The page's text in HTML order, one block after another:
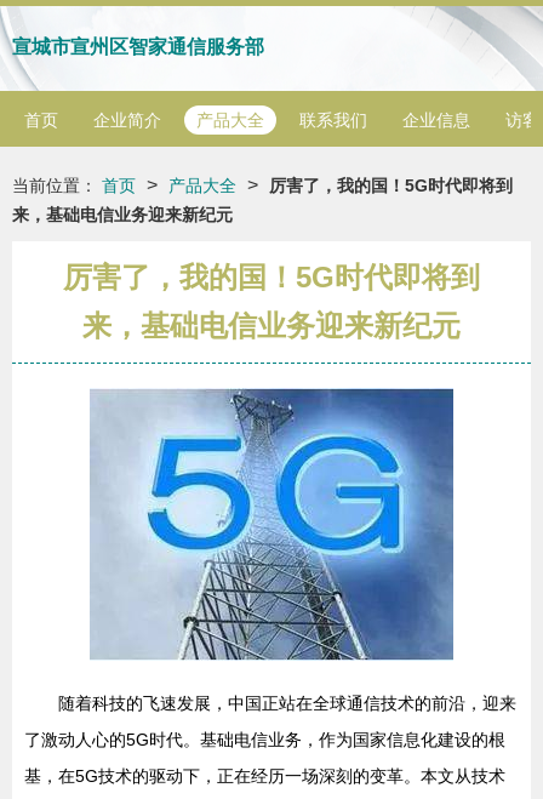
宣城市宣州区智家通信服务部
首页 企业简介 产品大全 联系我们 企业信息 访客
当前位置： 首页 > 产品大全 >
厉害了，我的国！5G时代即将到
来，基础电信业务迎来新纪元
厉害了，我的国！5G时代即将到
来，基础电信业务迎来新纪元
随着科技的飞速发展，中国正站在全球通信技术的前沿，迎来
了激动人心的5G时代。基础电信业务，作为国家信息化建设的根
基，在5G技术的驱动下，正在经历一场深刻的变革。本文从技术